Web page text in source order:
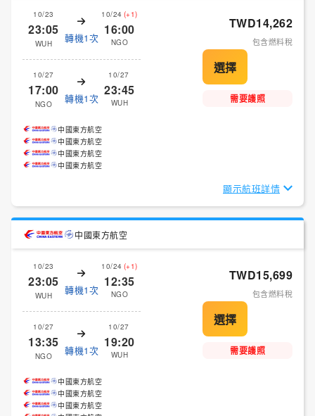
10/23
23:05
WUH 轉機1次
10/24 (+1)
16:00
NGO
10/27
17:00
NGO 轉機1次
10/27
23:45
WUH
TWD14,262
包含燃料稅
需要護照
中國東方航空
中國東方航空
中國東方航空
中國東方航空
顯示航班詳情
中國東方航空
10/23
23:05
WUH 轉機1次
10/24 (+1)
12:35
NGO
10/27
13:35
NGO 轉機1次
10/27
19:20
WUH
TWD15,699
包含燃料稅
需要護照
中國東方航空
中國東方航空
中國東方航空